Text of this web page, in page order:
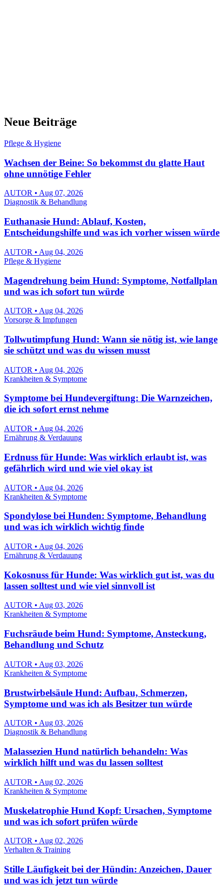
Neue Beiträge
Pflege & Hygiene
Wachsen der Beine: So bekommst du glatte Haut
ohne unnötige Fehler
AUTOR • Aug 07, 2026
Diagnostik & Behandlung
Euthanasie Hund: Ablauf, Kosten,
Entscheidungshilfe und was ich vorher wissen würde
AUTOR • Aug 04, 2026
Pflege & Hygiene
Magendrehung beim Hund: Symptome, Notfallplan
und was ich sofort tun würde
AUTOR • Aug 04, 2026
Vorsorge & Impfungen
Tollwutimpfung Hund: Wann sie nötig ist, wie lange
sie schützt und was du wissen musst
AUTOR • Aug 04, 2026
Krankheiten & Symptome
Symptome bei Hundevergiftung: Die Warnzeichen,
die ich sofort ernst nehme
AUTOR • Aug 04, 2026
Ernährung & Verdauung
Erdnuss für Hunde: Was wirklich erlaubt ist, was
gefährlich wird und wie viel okay ist
AUTOR • Aug 04, 2026
Krankheiten & Symptome
Spondylose bei Hunden: Symptome, Behandlung
und was ich wirklich wichtig finde
AUTOR • Aug 04, 2026
Ernährung & Verdauung
Kokosnuss für Hunde: Was wirklich gut ist, was du
lassen solltest und wie viel sinnvoll ist
AUTOR • Aug 03, 2026
Krankheiten & Symptome
Fuchsräude beim Hund: Symptome, Ansteckung,
Behandlung und Schutz
AUTOR • Aug 03, 2026
Krankheiten & Symptome
Brustwirbelsäule Hund: Aufbau, Schmerzen,
Symptome und was ich als Besitzer tun würde
AUTOR • Aug 03, 2026
Diagnostik & Behandlung
Malassezien Hund natürlich behandeln: Was
wirklich hilft und was du lassen solltest
AUTOR • Aug 02, 2026
Krankheiten & Symptome
Muskelatrophie Hund Kopf: Ursachen, Symptome
und was ich sofort prüfen würde
AUTOR • Aug 02, 2026
Verhalten & Training
Stille Läufigkeit bei der Hündin: Anzeichen, Dauer
und was ich jetzt tun würde